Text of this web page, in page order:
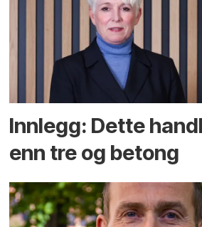
Innlegg: Dette
enn tre og betong